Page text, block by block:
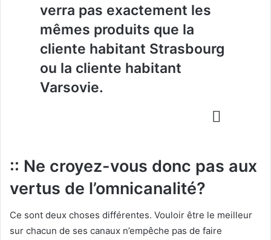
verra pas exactement les
mêmes produits que la
cliente habitant Strasbourg
ou la cliente habitant
Varsovie.
:: Ne croyez-vous donc pas aux
vertus de l’omnicanalité?
Ce sont deux choses différentes. Vouloir être le meilleur
sur chacun de ses canaux n’empêche pas de faire